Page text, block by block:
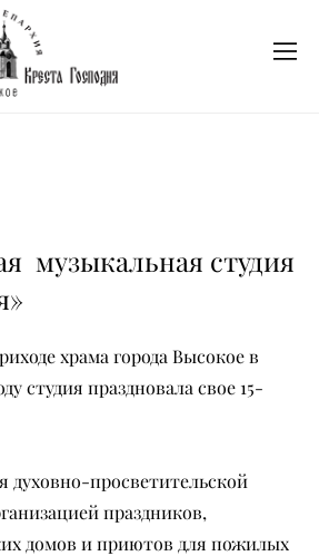
музыкальная студия
храма города Высокое в
студия праздновала свое 15-
духовно-просветительской
праздников,
домов и приютов для пожилых